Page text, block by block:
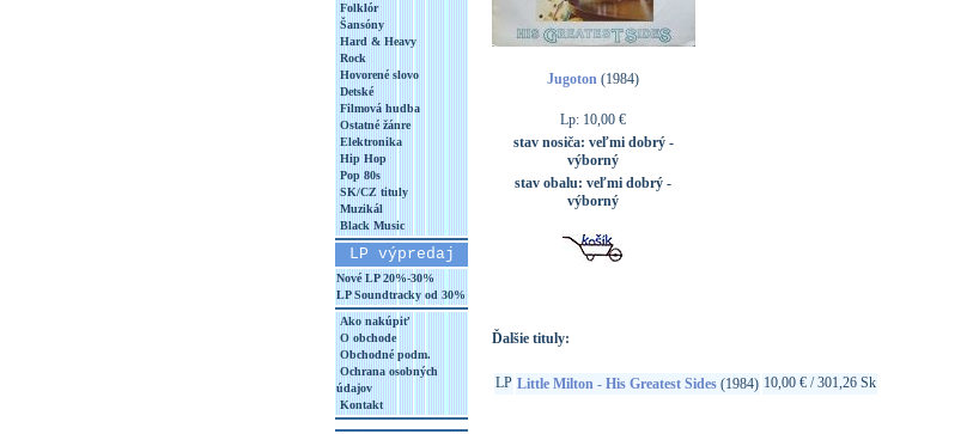
Folklór
Šansóny
Hard & Heavy
Rock
Hovorené slovo
Detské
Filmová hudba
Ostatné žánre
Elektronika
Hip Hop
Pop 80s
SK/CZ tituly
Muzikál
Black Music
LP výpredaj
Nové LP 20%-30%
LP Soundtracky od 30%
Ako nakúpiť
O obchode
Obchodné podm.
Ochrana osobných
údajov
Kontakt
Jugoton (1984)
Lp: 10,00 €
stav nosiča: veľmi dobrý -
výborný
stav obalu: veľmi dobrý -
výborný
Ďalšie tituly:
LP Little Milton - His Greatest Sides(1984) 10,00 € / 301,26 Sk